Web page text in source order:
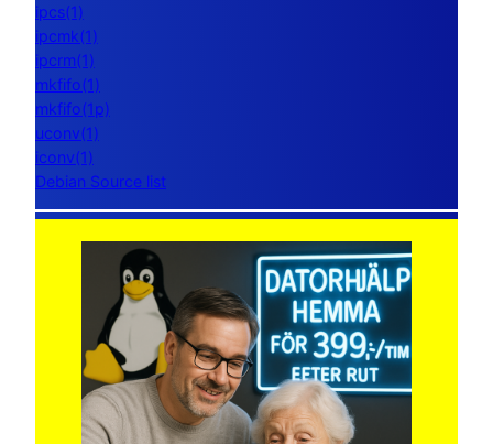
ipcs(1)
ipcmk(1)
ipcrm(1)
mkfifo(1)
mkfifo(1p)
uconv(1)
iconv(1)
Debian Source list